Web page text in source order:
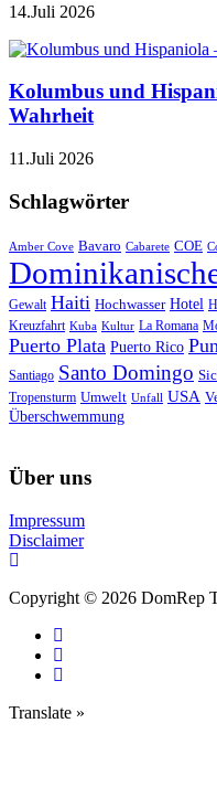
14.Juli 2026
Kolumbus und
Wahrheit
11.Juli 2026
Schlagwörter
Amber Cove Bavaro Cabarete COE
Gewalt Haiti Hochwasser Hotel
Kreuzfahrt Kuba Kultur La Romana
Puerto Plata Puerto Rico
Santiago Santo Domingo
Tropensturm Umwelt Unfall USA
Überschwemmung
Über uns
Impressum
Disclaimer
Copyright © 2026 DomRep
Translate »